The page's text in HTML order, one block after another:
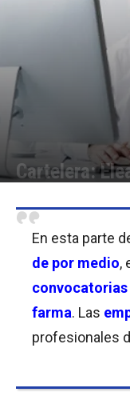
Cartelera:
En esta parte
de por medio,
farma. Las
profesionales